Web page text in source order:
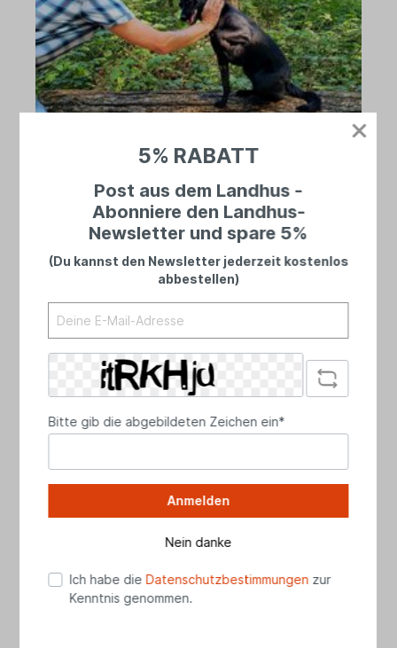
5% RABATT
Post aus dem Landhus -
Abonniere den Landhus-
Newsletter und spare 5%
(Du kannst den Newsletter jederzeit kostenlos
abbestellen)
Bitte gib die abgebildeten Zeichen ein*
Anmelden
Nein danke
Ich habe dieDatenschutzbestimmungen zur
Kenntnis genommen.
Telefon
04461 8989728
(Mo - Fr 10.00 - 17.30 Uhr, Sa 10.00 - 15.00
WhatsApp:
01525 2738279
E-Mail:
info[at]das-landhus.de